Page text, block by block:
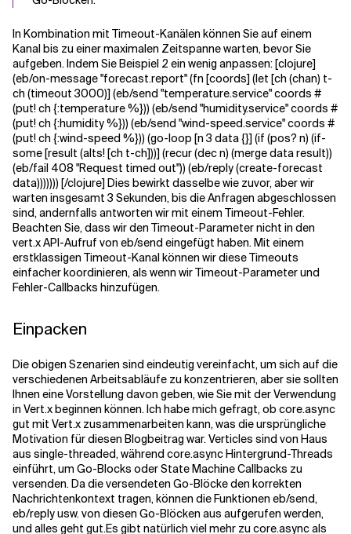
In Kombination mit Timeout-Kanälen können Sie auf einem
Kanal bis zu einer maximalen Zeitspanne warten, bevor Sie
aufgeben. Indem Sie Beispiel 2 ein wenig anpassen: [clojure]
(eb/on-message "forecast.report" (fn [coords] (let [ch (chan) t-
ch (timeout 3000)] (eb/send "temperature.service" coords #
(put! ch {:temperature %})) (eb/send "humidity.service" coords #
(put! ch {:humidity %})) (eb/send "wind-speed.service" coords #
(put! ch {:wind-speed %})) (go-loop [n 3 data {}] (if (pos? n) (if-
some [result (alts! [ch t-ch]))] (recur (dec n) (merge data result))
(eb/fail 408 "Request timed out")) (eb/reply (create-forecast
data))))))) [/clojure] Dies bewirkt dasselbe wie zuvor, aber wir
warten insgesamt 3 Sekunden, bis die Anfragen abgeschlossen
sind, andernfalls antworten wir mit einem Timeout-Fehler.
Beachten Sie, dass wir den Timeout-Parameter nicht in den
vert.x API-Aufruf von eb/send eingefügt haben. Mit einem
erstklassigen Timeout-Kanal können wir diese Timeouts
einfacher koordinieren, als wenn wir Timeout-Parameter und
Fehler-Callbacks hinzufügen.
Einpacken
Die obigen Szenarien sind eindeutig vereinfacht, um sich auf die
verschiedenen Arbeitsabläufe zu konzentrieren, aber sie sollten
Ihnen eine Vorstellung davon geben, wie Sie mit der Verwendung
in Vert.x beginnen können. Ich habe mich gefragt, ob core.async
gut mit Vert.x zusammenarbeiten kann, was die ursprüngliche
Motivation für diesen Blogbeitrag war. Verticles sind von Haus
aus single-threaded, während core.async Hintergrund-Threads
einführt, um Go-Blocks oder State Machine Callbacks zu
versenden. Da die versendeten Go-Blöcke den korrekten
Nachrichtenkontext tragen, können die Funktionen eb/send,
eb/reply usw. von diesen Go-Blöcken aus aufgerufen werden,
und alles geht gut.Es gibt natürlich viel mehr zu core.async als